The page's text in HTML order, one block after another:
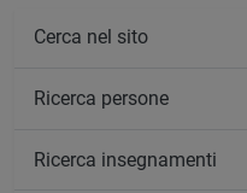
Cerca nel sito
Ricerca persone
Ricerca insegnamenti